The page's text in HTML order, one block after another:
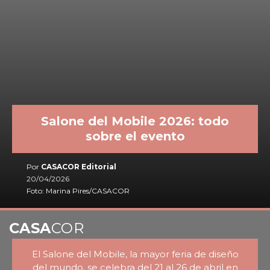
Salone del Mobile 2026: todo
sobre el evento
Por CASACOR Editorial
20/04/2026
Foto: Marina Pires/CASACOR
El Salone del Mobile, la mayor feria de diseño
del mundo, se celebra del 21 al 26 de abril en
CASACOR